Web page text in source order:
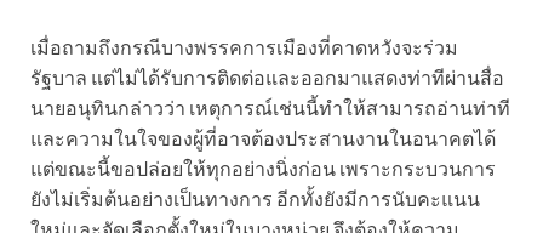
เมื่อถามถึงกรณีบางพรรคการเมืองที่คาดหวังจะร่วม
รัฐบาล แต่ไม่ได้รับการติดต่อและออกมาแสดงท่าทีผ่านสื่อ
นายอนุทินกล่าวว่า เหตุการณ์เช่นนี้ทำให้สามารถอ่านท่าที
และความในใจของผู้ที่อาจต้องประสานงานในอนาคตได้
แต่ขณะนี้ขอปล่อยให้ทุกอย่างนิ่งก่อน เพราะกระบวนการ
ยังไม่เริ่มต้นอย่างเป็นทางการ อีกทั้งยังมีการนับคะแนน